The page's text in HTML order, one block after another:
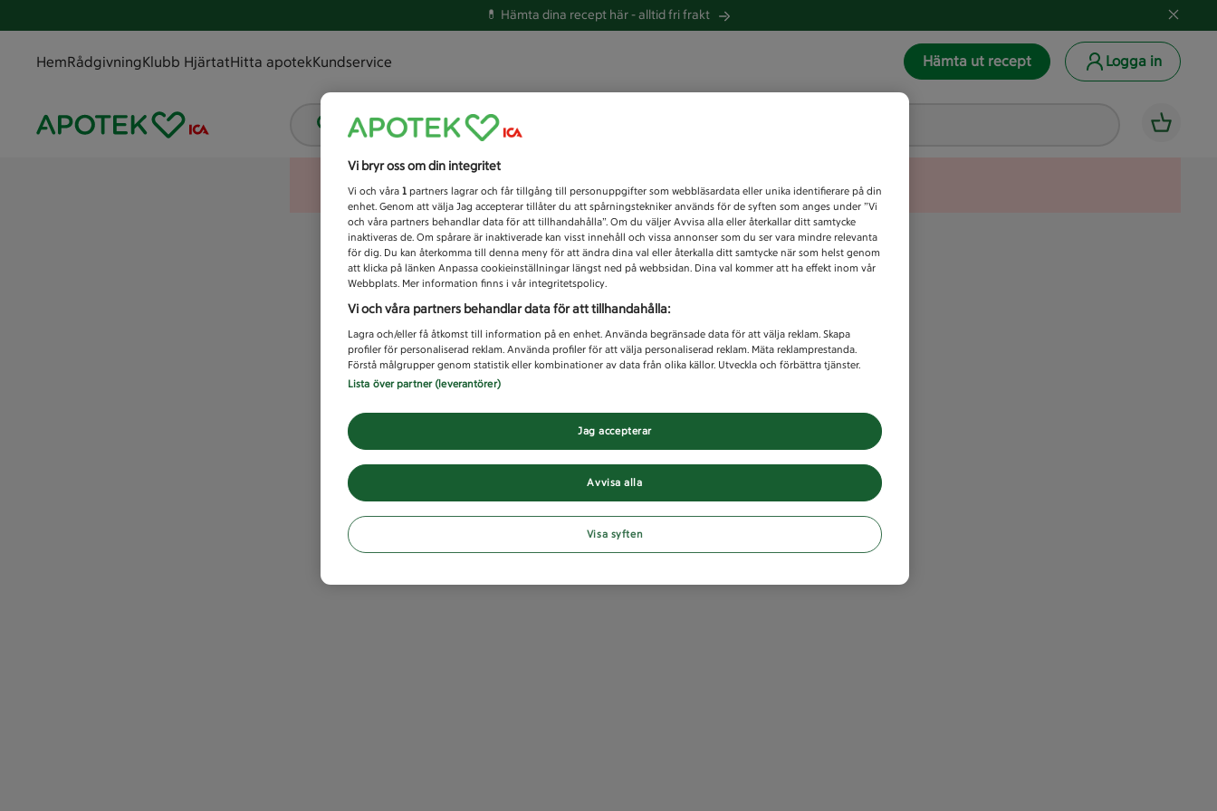
💊 Hämta dina recept här -alltid fri frakt
HemRådgivningKlubb HjärtatHitta apotekKundservice Hämta ut recept Logga in
Vad letar du efter idag?
Unknown error
Vi bryr oss om din integritet
Vi och våra 1 partners lagrar och får tillgång till personuppgifter som webbläsardata eller unika identifierare på din
enhet. Genom att välja Jag accepterar tillåter du att spårningstekniker används för de syften som anges under ”Vi
och våra partners behandlar data för att tillhandahålla”. Om du väljer Avvisa alla eller återkallar ditt samtycke
inaktiveras de. Om spårare är inaktiverade kan visst innehåll och vissa annonser som du ser vara mindre relevanta
för dig. Du kan återkomma till denna meny för att ändra dina val eller återkalla ditt samtycke när som helst genom
att klicka på länken Anpassa cookieinställningar längst ned på webbsidan. Dina val kommer att ha effekt inom vår
Webbplats. Mer information finns i vår integritetspolicy.
Vi och våra partners behandlar data för att tillhandahålla:
Lagra och/eller få åtkomst till information på en enhet. Använda begränsade data för att välja reklam. Skapa
profiler för personaliserad reklam. Använda profiler för att välja personaliserad reklam. Mäta reklamprestanda.
Förstå målgrupper genom statistik eller kombinationer av data från olika källor. Utveckla och förbättra tjänster.
Lista över partner (leverantörer)
Avvisa alla
Jag accepterar
Visa syften